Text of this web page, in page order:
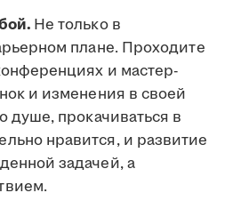
Не только в
плане. Проходите
и мастер-
и изменения в своей
душе, прокачиваться в
нравится, и развитие
задачей, а